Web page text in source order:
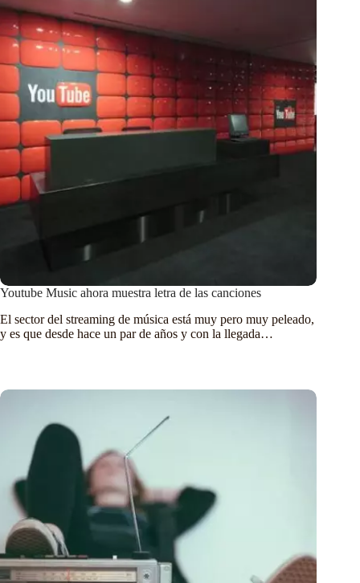
Youtube Music ahora muestra letra de las canciones
El sector del streaming de música está muy pero muy peleado,
y es que desde hace un par de años y con la llegada…